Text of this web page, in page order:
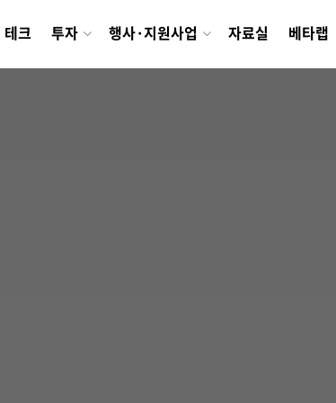
테크 투자 행사·지원사업 자료실 베타랩